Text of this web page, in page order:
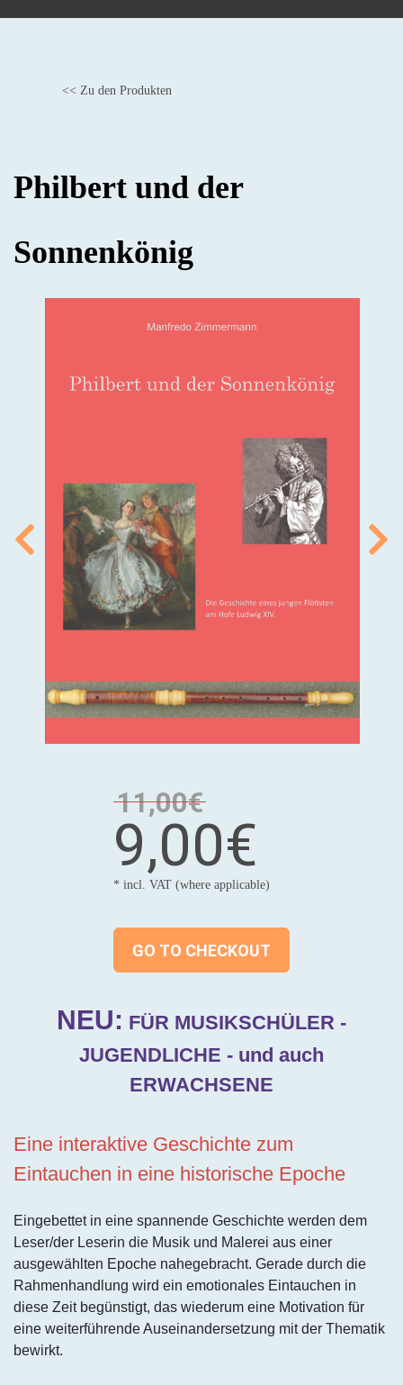
<< Zu den Produkten
Philbert und der
Sonnenkönig
11,00€
9,00€
* incl. VAT (where applicable)
GO TO CHECKOUT
NEU: FÜR MUSIKSCHÜLER -
JUGENDLICHE - und auch
ERWACHSENE
Eine interaktive Geschichte zum
Eintauchen in eine historische Epoche
Eingebettet in eine spannende Geschichte werden dem
Leser/der Leserin die Musik und Malerei aus einer
ausgewählten Epoche nahegebracht. Gerade durch die
Rahmenhandlung wird ein emotionales Eintauchen in
diese Zeit begünstigt, das wiederum eine Motivation für
eine weiterführende Auseinandersetzung mit der Thematik
bewirkt.